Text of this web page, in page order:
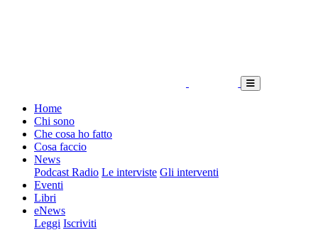
Home
Chi sono
Che cosa ho fatto
Cosa faccio
News
Podcast Radio Le interviste Gli interventi
Eventi
Libri
eNews
Leggi Iscriviti